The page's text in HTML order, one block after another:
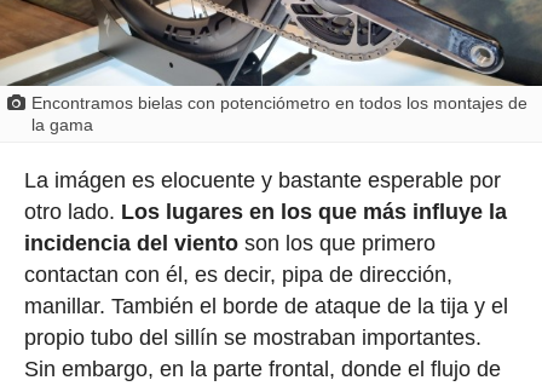
Encontramos bielas con potenciómetro en todos los montajes de
la gama
La imágen es elocuente y bastante esperable por
otro lado. Los lugares en los que más influye la
incidencia del vientoson los que primero
contactan con él, es decir, pipa de dirección,
manillar. También el borde de ataque de la tija y el
propio tubo del sillín se mostraban importantes.
Sin embargo, en la parte frontal, donde el flujo de